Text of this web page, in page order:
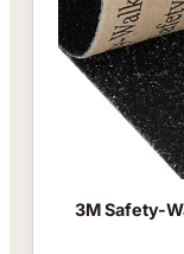
3M Safety-